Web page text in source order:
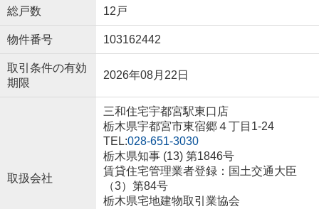
総戸数 12戸
物件番号 103162442
取引条件の有効
期限
2026年08月22日
取扱会社
三和住宅宇都宮駅東口店
栃木県宇都宮市東宿郷４丁目1-24
TEL:028-651-3030
栃木県知事 (13) 第1846号
賃貸住宅管理業者登録：国土交通大臣
（3）第84号
栃木県宅地建物取引業協会